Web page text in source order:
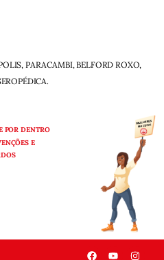
PARACAMBI, BELFORD ROXO,
POR DENTRO
E